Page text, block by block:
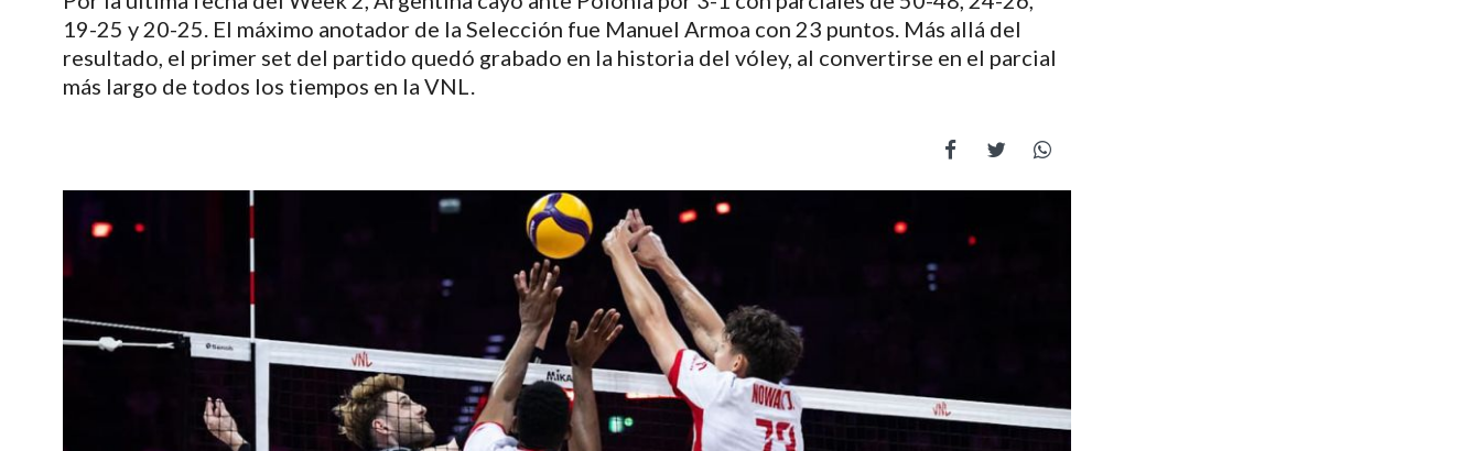
19-25 y 20-25. El máximo anotador de la Selección fue Manuel Armoa con 23 puntos. Más allá del
resultado, el primer set del partido quedó grabado en la historia del vóley, al convertirse en el parcial
más largo de todos los tiempos en la VNL.